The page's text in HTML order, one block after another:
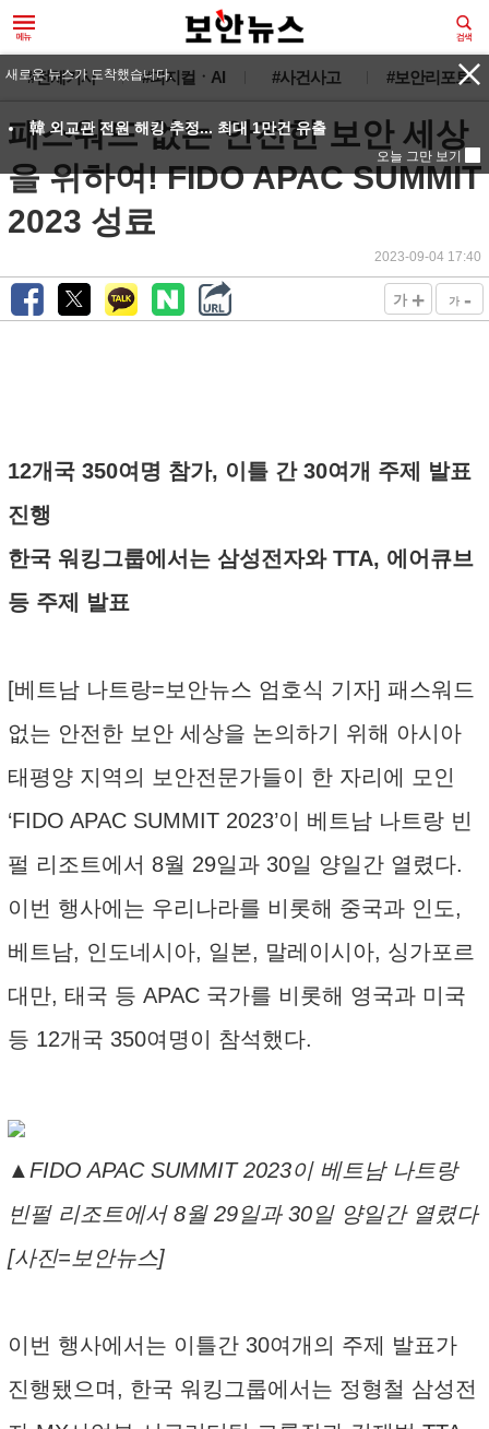
#전체기사 #피지컬ㆍAI #사건사고 #보안리포트
패스워드 없는 안전한 보안 세상
을 위하여! FIDO APAC SUMMIT
2023 성료
2023-09-04 17:40
가 + 가 -
12개국 350여명 참가, 이틀 간 30여개 주제 발표
진행
한국 워킹그룹에서는 삼성전자와 TTA, 에어큐브
등 주제 발표
[베트남 나트랑=보안뉴스 엄호식 기자] 패스워드
없는 안전한 보안 세상을 논의하기 위해 아시아
태평양 지역의 보안전문가들이 한 자리에 모인
‘FIDO APAC SUMMIT 2023’이 베트남 나트랑 빈
펄 리조트에서 8월 29일과 30일 양일간 열렸다.
이번 행사에는 우리나라를 비롯해 중국과 인도,
베트남, 인도네시아, 일본, 말레이시아, 싱가포르
대만, 태국 등 APAC 국가를 비롯해 영국과 미국
등 12개국 350여명이 참석했다.
▲FIDO APAC SUMMIT 2023이 베트남 나트랑
빈펄 리조트에서 8월 29일과 30일 양일간 열렸다
[사진=보안뉴스]
이번 행사에서는 이틀간 30여개의 주제 발표가
진행됐으며, 한국 워킹그룹에서는 정형철 삼성전
새로운 뉴스가 도착했습니다.
韓 외교관 전원 해킹 추정... 최대 1만건 유출
오늘 그만 보기